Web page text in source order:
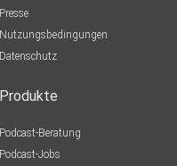
Presse
Nutzungsbedingungen
Datenschutz
Produkte
Podcast-Beratung
Podcast-Jobs